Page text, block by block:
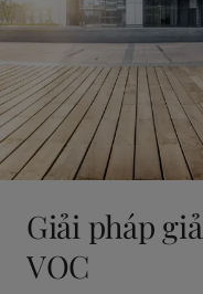
Giải pháp
VOC